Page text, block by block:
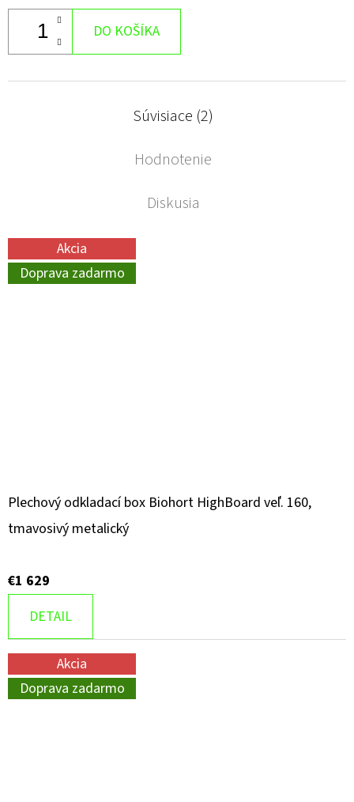
DO KOŠÍKA
Súvisiace (2)
Hodnotenie
Diskusia
Akcia
Doprava zadarmo
Plechový odkladací box Biohort HighBoard veľ. 160,
tmavosivý metalický
€1 629
DETAIL
Akcia
Doprava zadarmo